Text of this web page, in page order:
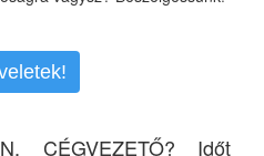
CÉGVEZETŐ? Időt